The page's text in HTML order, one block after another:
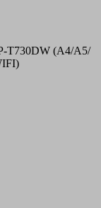
T730DW (A4/A5/